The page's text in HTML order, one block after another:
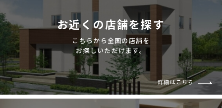
お近くの店舗を探す
こちらから全国の店舗を
お探しいただけます。
詳細はこちら